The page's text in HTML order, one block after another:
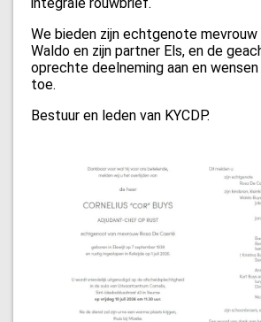
We bieden zijn echtgenote mevrouw
Waldo en zijn partner Els, en de
oprechte deelneming aan en
toe.
Bestuur en leden van KYCDP.